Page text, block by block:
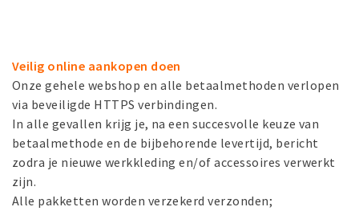
Veilig online aankopen doen
Onze gehele webshop en alle betaalmethoden verlopen
via beveiligde HTTPS verbindingen.
In alle gevallen krijg je, na een succesvolle keuze van
betaalmethode en de bijbehorende levertijd, bericht
zodra je nieuwe werkkleding en/of accessoires verwerkt
zijn.
Alle pakketten worden verzekerd verzonden;